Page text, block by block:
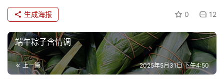
0 12
生成海报
端午粽子含情调
上一篇 2025年5月31日 下午4:50